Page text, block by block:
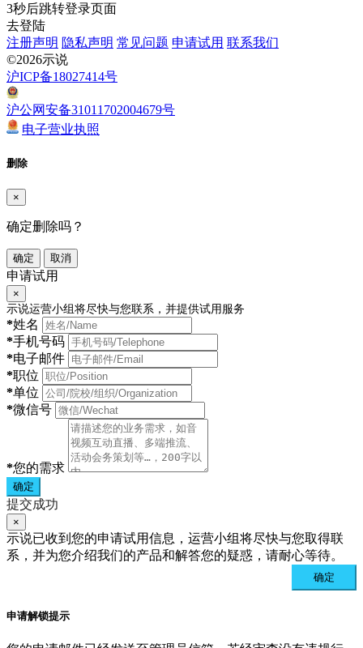
3秒后跳转登录页面
去登陆
注册声明 隐私声明 常见问题 申请试用 联系我们
©2026示说
沪ICP备18027414号
沪公网安备31011702004679号
电子营业执照
删除
×
确定删除吗？
确定 取消
申请试用
×
示说运营小组将尽快与您联系，并提供试用服务
*姓名
*手机号码
*电子邮件
*职位
*单位
*微信号
*您的需求
确定
提交成功
×
示说已收到您的申请试用信息，运营小组将尽快与您取得联
系，并为您介绍我们的产品和解答您的疑惑，请耐心等待。
确定
申请解锁提示